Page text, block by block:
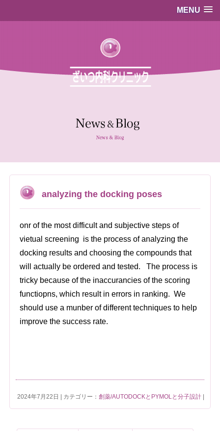
MENU
analyzing the docking poses
onr of the most difficult and subjective steps of
vietual screening is the process of analyzing the
docking results and choosing the compounds that
will actually be ordered and tested. The process is
tricky because of the inaccurancies of the scoring
functiopns, which result in errors in ranking. We
should use a munber of different techniques to help
improve the success rate.
2024年7月22日 | カテゴリー： 創薬/AUTODOCKとPYMOLと分子設計|